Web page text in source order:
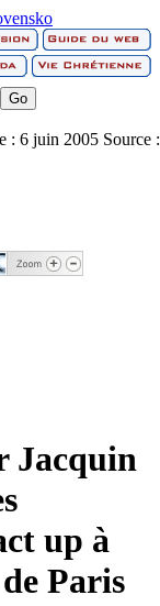
: 6 juin 2005 Source :
Jacquin
up à
Paris